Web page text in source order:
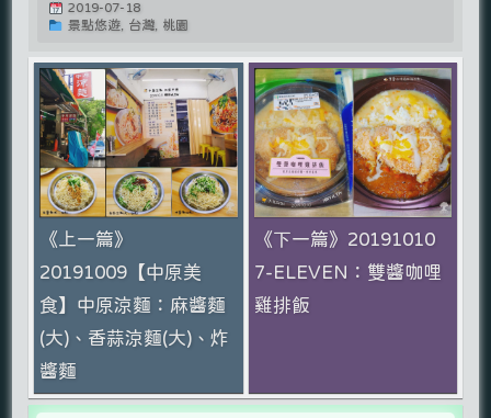
2019-07-18
景點悠遊, 台灣, 桃園
《上一篇》
20191009【中原美
食】中原涼麵：麻醬麵
(大)、香蒜涼麵(大)、炸
醬麵
《下一篇》20191010
7-ELEVEN：雙醬咖哩
雞排飯